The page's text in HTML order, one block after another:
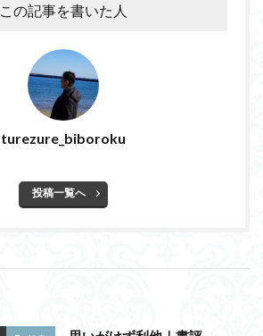
この記事を書いた人
turezure_biboroku
投稿一覧へ